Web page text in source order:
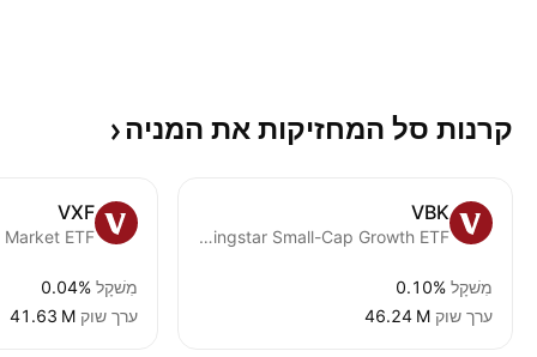
קרנות סל המחזיקות את המניה
VBK
Vanguard Morningstar Small-Cap Growth ETF
מִשׁקָל 0.10%
ערך שוק ‪46.24 M‬
VXF
ETF
מִשׁקָל 0.04%
ערך שוק ‪41.63 M‬